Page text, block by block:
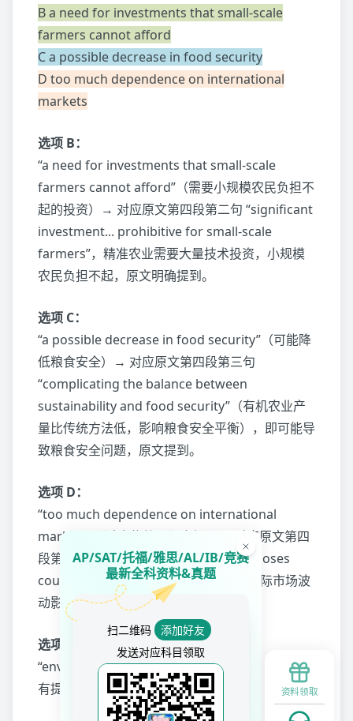
B a need for investments that small-scale
farmers cannot afford
C a possible decrease in food security
D too much dependence on international
markets
选项 B：
“a need for investments that small-scale
farmers cannot afford”（需要小规模农民负担不
起的投资）→ 对应原文第四段第二句 “significant
investment... prohibitive for small-scale
farmers”，精准农业需要大量技术投资，小规模
农民负担不起，原文明确提到。
选项 C：
“a possible decrease in food security”（可能降
低粮食安全）→ 对应原文第四段第三句
“complicating the balance between
sustainability and food security”（有机农业产
量比传统方法低，影响粮食安全平衡），即可能导
致粮食安全问题，原文提到。
选项 D：
“too much dependence on international
markets”（过度依赖国际市场）→ 对应原文第四
段第三句 “reliance on global trade exposes
countries...”（依赖国际贸易使国家受国际市场波
动影响），原文提到。
选项 A：
“environmental problems”（环境问题）,文中没
有提过环境问题是农业新实践的挑战。
资料领取
AP/SAT/托福/雅思/AL/IB/竞赛
最新全科资料&真题
扫二维码
添加好友
发送对应科目领取